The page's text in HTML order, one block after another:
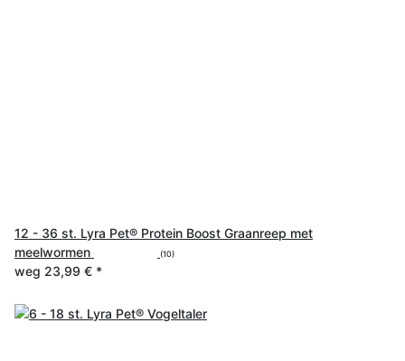
12 - 36 st. Lyra Pet® Protein Boost Graanreep met
meelwormen
(10)
weg 23,99 € *